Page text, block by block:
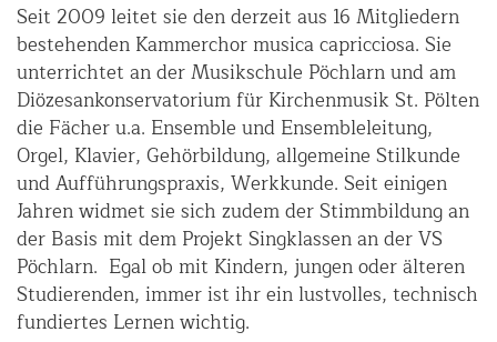
Seit 2009 leitet sie den derzeit aus 16 Mitgliedern
bestehenden Kammerchor musica capricciosa. Sie
unterrichtet an der Musikschule Pöchlarn und am
Diözesankonservatorium für Kirchenmusik St. Pölten
die Fächer u.a. Ensemble und Ensembleleitung,
Orgel, Klavier, Gehörbildung, allgemeine Stilkunde
und Aufführungspraxis, Werkkunde. Seit einigen
Jahren widmet sie sich zudem der Stimmbildung an
der Basis mit dem Projekt Singklassen an der VS
Pöchlarn. Egal ob mit Kindern, jungen oder älteren
Studierenden, immer ist ihr ein lustvolles, technisch
fundiertes Lernen wichtig.